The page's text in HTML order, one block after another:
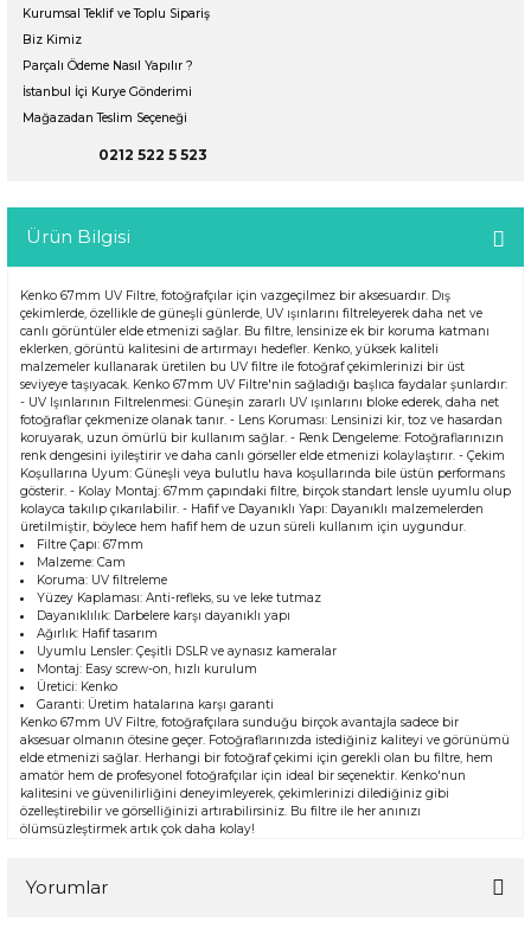
Kurumsal Teklif ve Toplu Sipariş
Biz Kimiz
Parçalı Ödeme Nasıl Yapılır ?
İstanbul İçi Kurye Gönderimi
Mağazadan Teslim Seçeneği
0212 522 5 523
Ürün Bilgisi
Kenko 67mm UV Filtre, fotoğrafçılar için vazgeçilmez bir aksesuardır. Dış
çekimlerde, özellikle de güneşli günlerde, UV ışınlarını filtreleyerek daha net ve
canlı görüntüler elde etmenizi sağlar. Bu filtre, lensinize ek bir koruma katmanı
eklerken, görüntü kalitesini de artırmayı hedefler. Kenko, yüksek kaliteli
malzemeler kullanarak üretilen bu UV filtre ile fotoğraf çekimlerinizi bir üst
seviyeye taşıyacak. Kenko 67mm UV Filtre'nin sağladığı başlıca faydalar şunlardır:
- UV Işınlarının Filtrelenmesi: Güneşin zararlı UV ışınlarını bloke ederek, daha net
fotoğraflar çekmenize olanak tanır. - Lens Koruması: Lensinizi kir, toz ve hasardan
koruyarak, uzun ömürlü bir kullanım sağlar. - Renk Dengeleme: Fotoğraflarınızın
renk dengesini iyileştirir ve daha canlı görseller elde etmenizi kolaylaştırır. - Çekim
Koşullarına Uyum: Güneşli veya bulutlu hava koşullarında bile üstün performans
gösterir. - Kolay Montaj: 67mm çapındaki filtre, birçok standart lensle uyumlu olup
kolayca takılıp çıkarılabilir. - Hafif ve Dayanıklı Yapı: Dayanıklı malzemelerden
üretilmiştir, böylece hem hafif hem de uzun süreli kullanım için uygundur.
Filtre Çapı: 67mm
Malzeme: Cam
Koruma: UV filtreleme
Yüzey Kaplaması: Anti-refleks, su ve leke tutmaz
Dayanıklılık: Darbelere karşı dayanıklı yapı
Ağırlık: Hafif tasarım
Uyumlu Lensler: Çeşitli DSLR ve aynasız kameralar
Montaj: Easy screw-on, hızlı kurulum
Üretici: Kenko
Garanti: Üretim hatalarına karşı garanti
Kenko 67mm UV Filtre, fotoğrafçılara sunduğu birçok avantajla sadece bir
aksesuar olmanın ötesine geçer. Fotoğraflarınızda istediğiniz kaliteyi ve görünümü
elde etmenizi sağlar. Herhangi bir fotoğraf çekimi için gerekli olan bu filtre, hem
amatör hem de profesyonel fotoğrafçılar için ideal bir seçenektir. Kenko'nun
kalitesini ve güvenilirliğini deneyimleyerek, çekimlerinizi dilediğiniz gibi
özelleştirebilir ve görselliğinizi artırabilirsiniz. Bu filtre ile her anınızı
ölümsüzleştirmek artık çok daha kolay!
Yorumlar